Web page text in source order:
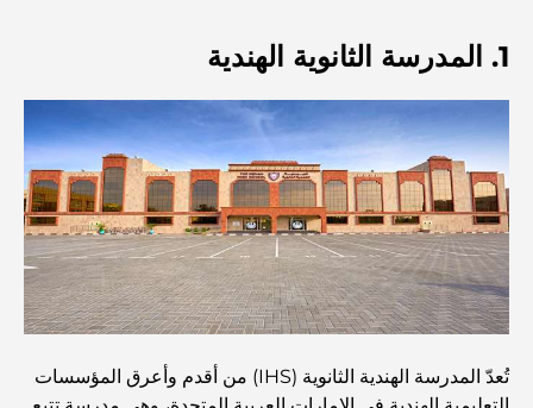
الرائع والمناظر الطبيعية الساحرة
مطاعم بإطلالة على برج العرب: تجربة طعام استثنائية في دبي
دليل شامل لأندية شاطئ نخلة جميرا لعام 2026
المطاعم الإيطالية في وسط مدينة دبي: تذوق إيطاليا في قلب
1. المدرسة الثانوية الهندية
تُعدّ المدرسة الهندية الثانوية (IHS) من أقدم وأعرق المؤسسات